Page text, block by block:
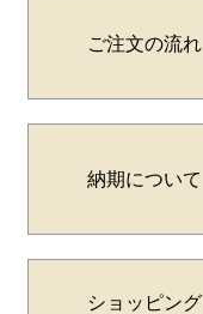
ご注文の流れ
納期について
ショッピング